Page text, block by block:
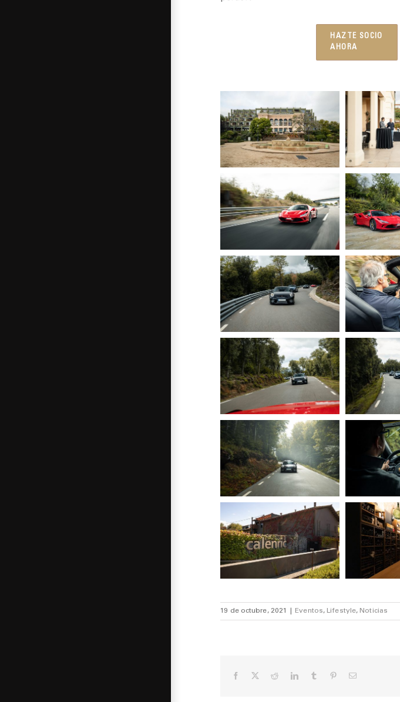
HAZTE SOCIO
AHORA
19 de octubre, 2021 Eventos, Lifestyle, Noticias
Facebook RedditLinkedInTumblrPinterest